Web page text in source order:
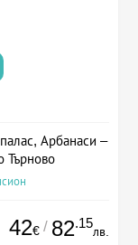
Арбанаси –
Търново
42€ / 82.15
лв.